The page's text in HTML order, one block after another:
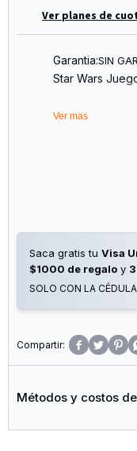
Ver planes de
Garantia:SIN
Star Wars
Ver mas
Saca gratis tu Visa
$1000 de regalo y
SOLO CON LA
  
Métodos y costos